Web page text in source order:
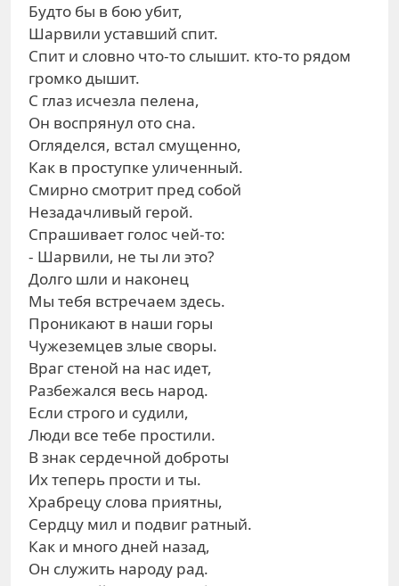
Будто бы в бою убит,
Шарвили уставший спит.
Спит и словно что-то слышит. кто-то рядом
громко дышит.
С глаз исчезла пелена,
Он воспрянул ото сна.
Огляделся, встал смущенно,
Как в проступке уличенный.
Смирно смотрит пред собой
Незадачливый герой.
Спрашивает голос чей-то:
- Шарвили, не ты ли это?
Долго шли и наконец
Мы тебя встречаем здесь.
Проникают в наши горы
Чужеземцев злые своры.
Враг стеной на нас идет,
Разбежался весь народ.
Если строго и судили,
Люди все тебе простили.
В знак сердечной доброты
Их теперь прости и ты.
Храбрецу слова приятны,
Сердцу мил и подвиг ратный.
Как и много дней назад,
Он служить народу рад.